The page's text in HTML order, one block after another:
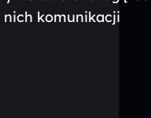
nich komunikacji